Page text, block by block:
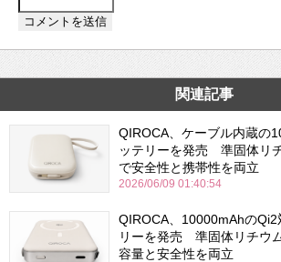
関連記事
QIROCA、ケーブル内蔵の
ッテリーを発売 準固体リ
で安全性と携帯性を両立
2026/06/09 01:40:54
QIROCA、10000mAhの
リーを発売 準固体リチウ
容量と安全性を両立